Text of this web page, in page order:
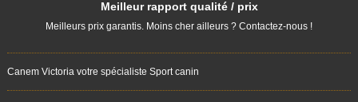
Meilleur rapport qualité / prix
Meilleurs prix garantis. Moins cher ailleurs ? Contactez-nous !
Canem Victoria votre spécialiste Sport canin